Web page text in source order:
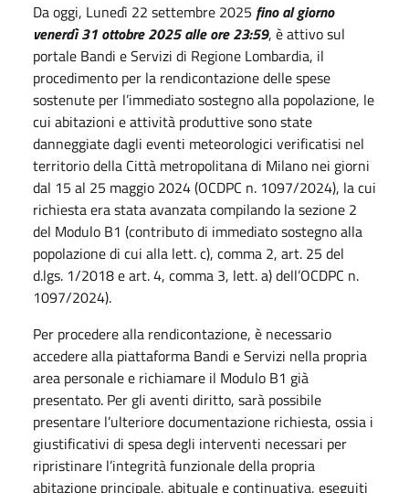
Da oggi, Lunedì 22 settembre 2025 fino al giorno
venerdì 31 ottobre 2025 alle ore 23:59, è attivo sul
portale Bandi e Servizi di Regione Lombardia, il
procedimento per la rendicontazione delle spese
sostenute per l’immediato sostegno alla popolazione, le
cui abitazioni e attività produttive sono state
danneggiate dagli eventi meteorologici verificatisi nel
territorio della Città metropolitana di Milano nei giorni
dal 15 al 25 maggio 2024 (OCDPC n. 1097/2024), la cui
richiesta era stata avanzata compilando la sezione 2
del Modulo B1 (contributo di immediato sostegno alla
popolazione di cui alla lett. c), comma 2, art. 25 del
d.lgs. 1/2018 e art. 4, comma 3, lett. a) dell’OCDPC n.
1097/2024).
Per procedere alla rendicontazione, è necessario
accedere alla piattaforma Bandi e Servizi nella propria
area personale e richiamare il Modulo B1 già
presentato. Per gli aventi diritto, sarà possibile
presentare l’ulteriore documentazione richiesta, ossia i
giustificativi di spesa degli interventi necessari per
ripristinare l’integrità funzionale della propria
abitazione principale, abituale e continuativa, eseguiti